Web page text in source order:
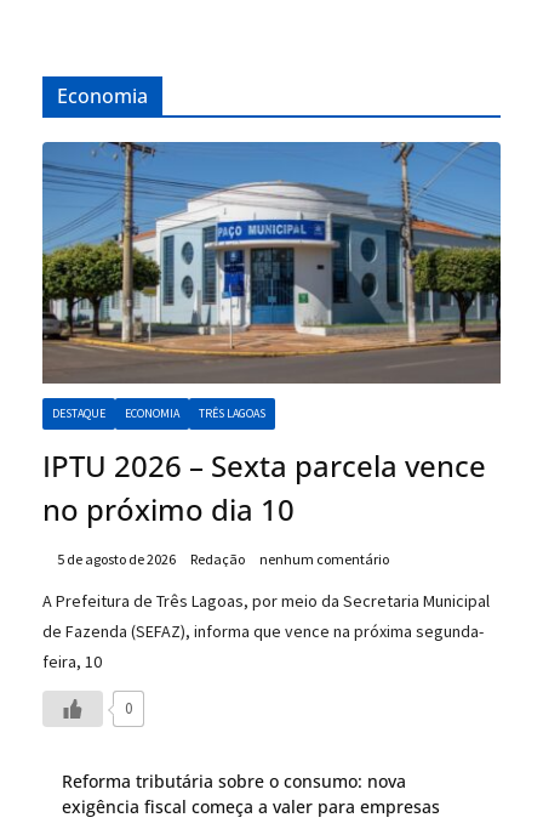
Economia
DESTAQUE ECONOMIA TRÊS LAGOAS
IPTU 2026 – Sexta parcela vence
no próximo dia 10
5 de agosto de 2026 Redação nenhum comentário
A Prefeitura de Três Lagoas, por meio da Secretaria Municipal
de Fazenda (SEFAZ), informa que vence na próxima segunda-
feira, 10
0
Reforma tributária sobre o consumo: nova
exigência fiscal começa a valer para empresas